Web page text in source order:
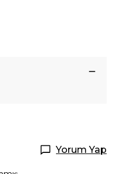
Yorum Yap